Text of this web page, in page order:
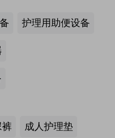
护理用助便设备
裤 成人护理垫
”上线